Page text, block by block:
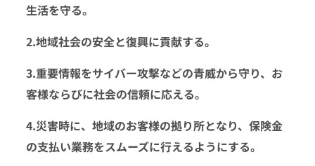
生活を守る。
2.地域社会の安全と復興に貢献する。
3.重要情報をサイバー攻撃などの青威から守り、お
客様ならびに社会の信頼に応える。
4.災害時に、地域のお客様の拠り所となり、保険金
の支払い業務をスムーズに行えるようにする。